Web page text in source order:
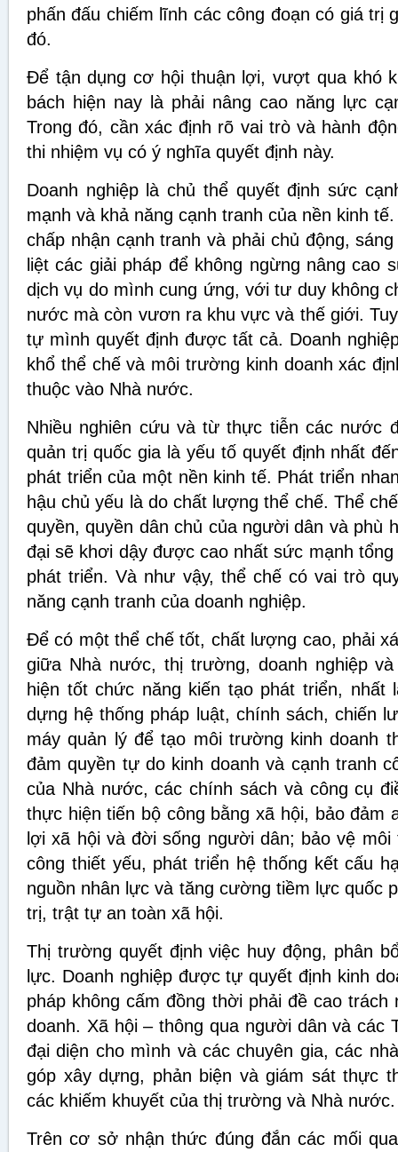
phấn đấu chiếm lĩnh các công đoạn có giá trị
đó.
Để tận dụng cơ hội thuận lợi, vượt qua khó
bách hiện nay là phải nâng cao năng lực
Trong đó, cần xác định rõ vai trò và hành
thi nhiệm vụ có ý nghĩa quyết định này.
Doanh nghiệp là chủ thể quyết định sức
mạnh và khả năng cạnh tranh của nền kinh
chấp nhận cạnh tranh và phải chủ động,
liệt các giải pháp để không ngừng nâng cao
dịch vụ do mình cung ứng, với tư duy không
nước mà còn vươn ra khu vực và thế giới.
tự mình quyết định được tất cả. Doanh
khổ thể chế và môi trường kinh doanh xác
thuộc vào Nhà nước.
Nhiều nghiên cứu và từ thực tiễn các nước
quản trị quốc gia là yếu tố quyết định nhất
phát triển của một nền kinh tế. Phát triển
hậu chủ yếu là do chất lượng thể chế. Thể
quyền, quyền dân chủ của người dân và phù
đại sẽ khơi dậy được cao nhất sức mạnh
phát triển. Và như vậy, thể chế có vai trò
năng cạnh tranh của doanh nghiệp.
Để có một thể chế tốt, chất lượng cao, phải
giữa Nhà nước, thị trường, doanh nghiệp
hiện tốt chức năng kiến tạo phát triển,
dựng hệ thống pháp luật, chính sách, chiến
máy quản lý để tạo môi trường kinh doanh
đảm quyền tự do kinh doanh và cạnh tranh
của Nhà nước, các chính sách và công cụ
thực hiện tiến bộ công bằng xã hội, bảo đảm
lợi xã hội và đời sống người dân; bảo vệ
công thiết yếu, phát triển hệ thống kết cấu
nguồn nhân lực và tăng cường tiềm lực quốc
trị, trật tự an toàn xã hội.
Thị trường quyết định việc huy động, phân
lực. Doanh nghiệp được tự quyết định kinh
pháp không cấm đồng thời phải đề cao trách
doanh. Xã hội – thông qua người dân và các
đại diện cho mình và các chuyên gia, các
góp xây dựng, phản biện và giám sát thực
các khiếm khuyết của thị trường và Nhà nước.
Trên cơ sở nhận thức đúng đắn các mối